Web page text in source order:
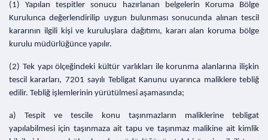
(1) Yapılan tespitler sonucu hazırlanan belgelerin Koruma Bölge
Kurulunca değerlendirilip uygun bulunması sonucunda alınan tescil
kararının ilgili kişi ve kuruluşlara dağıtımı, kararı alan koruma bölge
kurulu müdürlüğünce yapılır.
(2) Tek yapı ölçeğindeki kültür varlıkları ile korunma alanlarına ilişkin
tescil kararları, 7201 sayılı Tebligat Kanunu uyarınca maliklere tebliğ
edilir. Tebliğ işlemlerinin yürütülmesi aşamasında;
a) Tespit ve tescile konu taşınmazların maliklerine tebligat
yapılabilmesi için taşınmaza ait tapu ve taşınmaz malikine ait kimlik